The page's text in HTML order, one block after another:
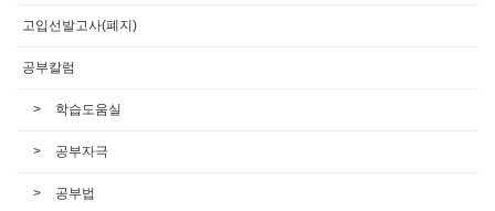
고입선발고사(폐지)
공부칼럼
학습도움실
공부자극
공부법